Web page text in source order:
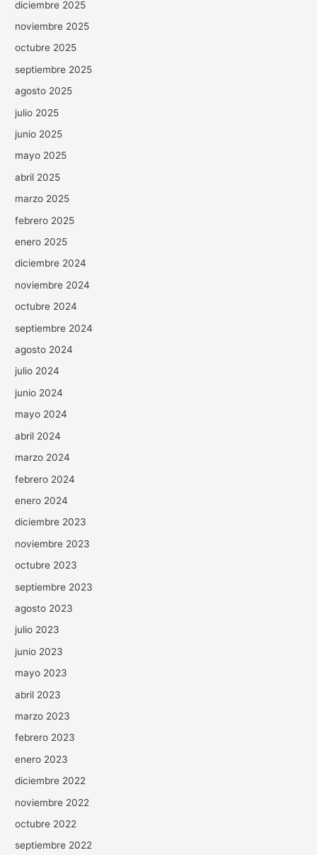
diciembre 2025
noviembre 2025
octubre 2025
septiembre 2025
agosto 2025
julio 2025
junio 2025
mayo 2025
abril 2025
marzo 2025
febrero 2025
enero 2025
diciembre 2024
noviembre 2024
octubre 2024
septiembre 2024
agosto 2024
julio 2024
junio 2024
mayo 2024
abril 2024
marzo 2024
febrero 2024
enero 2024
diciembre 2023
noviembre 2023
octubre 2023
septiembre 2023
agosto 2023
julio 2023
junio 2023
mayo 2023
abril 2023
marzo 2023
febrero 2023
enero 2023
diciembre 2022
noviembre 2022
octubre 2022
septiembre 2022